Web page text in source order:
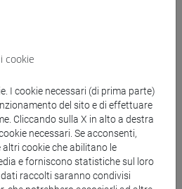
di ricerca
cookie
I cookie necessari (di prima parte)
del sito e di effettuare
Cliccando sulla X in alto a destra
necessari. Se acconsenti,
cookie che abilitano le
e forniscono statistiche sul loro
raccolti saranno condivisi